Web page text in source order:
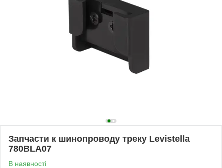
Запчасти к шинопроводу треку Levistella
780BLA07
В наявності